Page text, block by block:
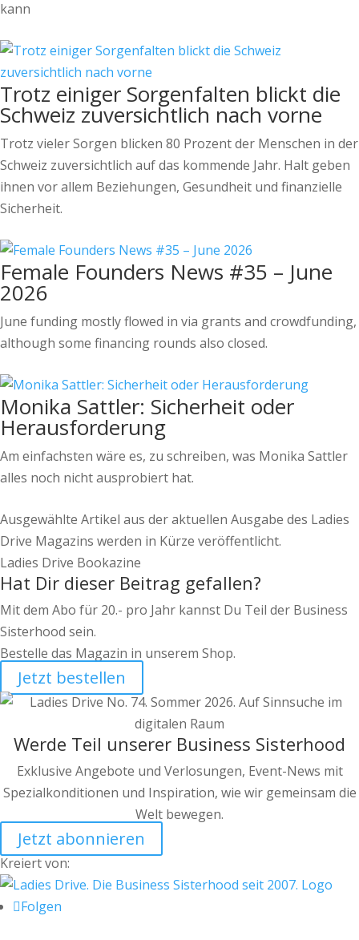
kann
Trotz einiger Sorgenfalten blickt die
Schweiz zuversichtlich nach vorne
Trotz vieler Sorgen blicken 80 Prozent der Menschen in der
Schweiz zuversichtlich auf das kommende Jahr. Halt geben
ihnen vor allem Beziehungen, Gesundheit und finanzielle
Sicherheit.
Female Founders News #35 – June
2026
June funding mostly flowed in via grants and crowdfunding,
although some financing rounds also closed.
Monika Sattler: Sicherheit oder
Herausforderung
Am einfachsten wäre es, zu schreiben, was Monika Sattler
alles noch nicht ausprobiert hat.
Ausgewählte Artikel aus der aktuellen Ausgabe des Ladies
Drive Magazins werden in Kürze veröffentlicht.
Ladies Drive Bookazine
Hat Dir dieser Beitrag gefallen?
Mit dem Abo für 20.- pro Jahr kannst Du Teil der Business
Sisterhood sein.
Bestelle das Magazin in unserem Shop.
Jetzt bestellen
Werde Teil unserer Business Sisterhood
Exklusive Angebote und Verlosungen, Event-News mit
Spezialkonditionen und Inspiration, wie wir gemeinsam die
Welt bewegen.
Jetzt abonnieren
Kreiert von:
Folgen